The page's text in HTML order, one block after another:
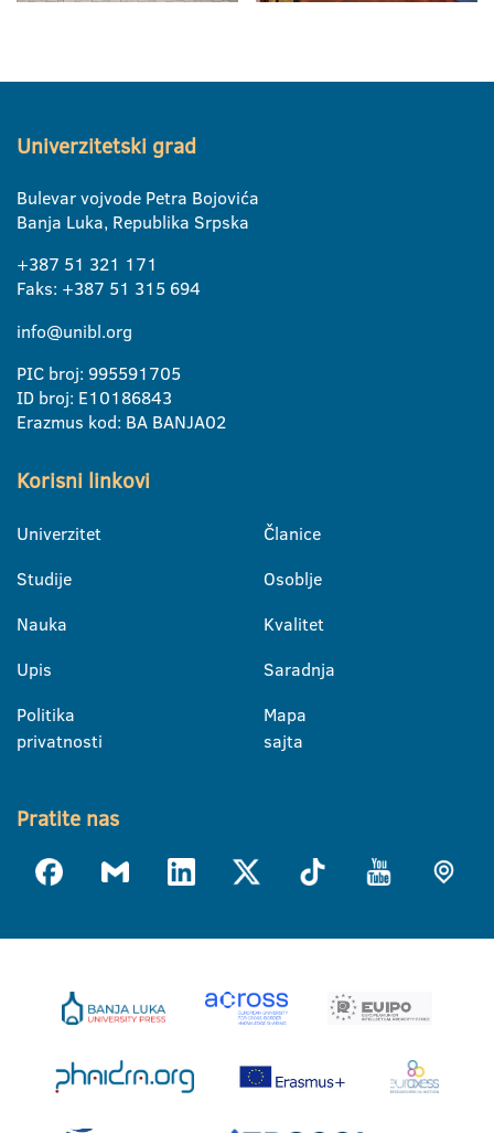
Univerzitetski grad
Bulevar vojvode Petra Bojovića
Banja Luka, Republika Srpska
+387 51 321 171
Faks: +387 51 315 694
info@unibl.org
PIC broj: 995591705
ID broj: E10186843
Erazmus kod: BA BANJA02
Korisni linkovi
Univerzitet
Studije
Nauka
Upis
Politika
privatnosti
Članice
Osoblje
Kvalitet
Saradnja
Mapa
sajta
Pratite nas